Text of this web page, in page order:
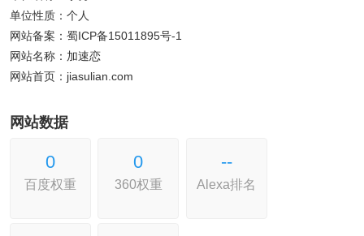
单位性质：个人
网站备案：蜀ICP备15011895号-1
网站名称：加速恋
网站首页：jiasulian.com
网站数据
0
百度权重
0
360权重
--
Alexa排名